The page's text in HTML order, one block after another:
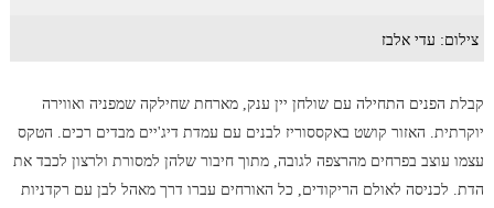
צילום: עדי אלבז
קבלת הפנים התחילה עם שולחן יין ענק, מארחת שחילקה שמפניה ואווירה
יוקרתית. האזור קושט באקססוריז לבנים עם עמדת דיג'יים מבדים רכים. הטקס
עצמו עוצב בפרחים מהרצפה לגובה, מתוך חיבור שלהן למסורת ולרצון לכבד את
הדת. לכניסה לאולם הריקודים, כל האורחים עברו דרך מאהל לבן עם רקדניות